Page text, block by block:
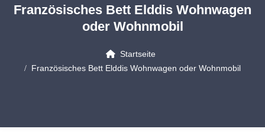
Französisches Bett Elddis Wohnwagen
oder Wohnmobil
Startseite
Französisches Bett Elddis Wohnwagen oder Wohnmobil